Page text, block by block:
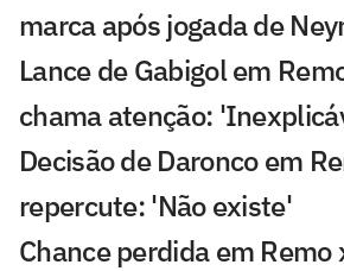
marca após jogada de
Lance de Gabigol em
chama atenção:
Decisão de Daronco em
repercute: 'Não existe'
Chance perdida em Remo